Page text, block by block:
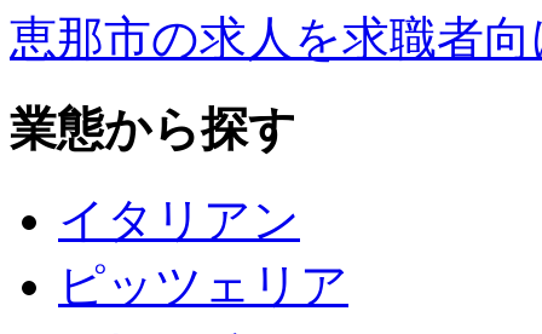
恵那市の求人を求職者
業態から探す
イタリアン
ピッツェリア